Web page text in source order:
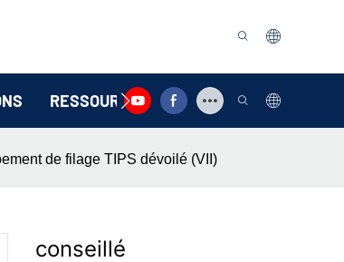
RESSOURCE CONTACTEZ-NOUS
de filage TIPS dévoilé (VII)
conseillé